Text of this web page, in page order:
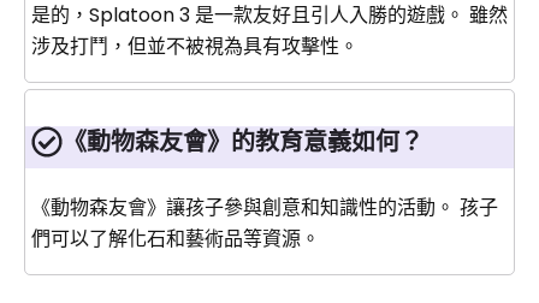
是的，Splatoon 3 是一款友好且引人入勝的遊戲。 雖然
涉及打鬥，但並不被視為具有攻擊性。
《動物森友會》的教育意義如何？
《動物森友會》讓孩子參與創意和知識性的活動。 孩子
們可以了解化石和藝術品等資源。